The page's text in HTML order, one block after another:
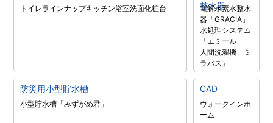
トイレラインナップキッチン浴室洗面化粧台
整水器
電解水素水整水
器「GRACIA」
水処理システム
「エミール」
人間洗濯機「ミ
ラバス」
防災用小型貯水槽
小型貯水槽「みずがめ君」
CAD
ウォークインホ
ーム